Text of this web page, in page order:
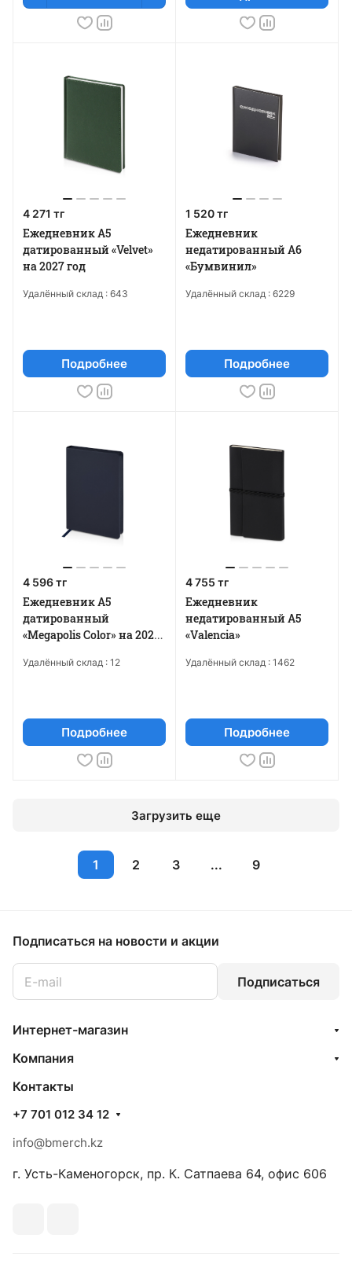
4 271 тг
Ежедневник А5
датированный «Velvet»
на 2027 год
Удалённый склад : 643
Подробнее
1 520 тг
Ежедневник
недатированный А6
«Бумвинил»
Удалённый склад : 6229
Подробнее
4 596 тг
Ежедневник А5
датированный
«Megapolis Color» на 2026
Удалённый склад : 12
Подробнее
4 755 тг
Ежедневник
недатированный А5
«Valencia»
Удалённый склад : 1462
Подробнее
Загрузить еще
1 2 3 ... 9
Подписаться на новости и акции
Подписаться
Интернет-магазин
Компания
Контакты
+7 701 012 34 12
info@bmerch.kz
г. Усть-Каменогорск, пр. К. Сатпаева 64, офис 606